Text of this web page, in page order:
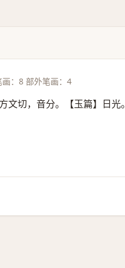
画：8 部外笔画：4
文切，音分。【玉篇】日光。